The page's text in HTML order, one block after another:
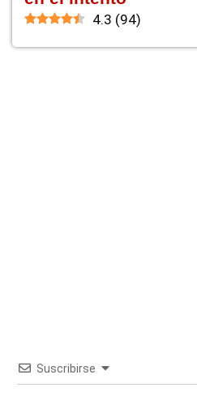
4.3 (94)
Suscribirse